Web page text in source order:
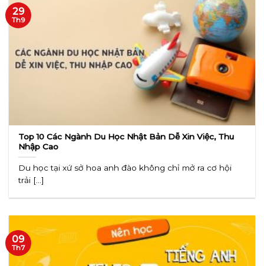
Top 10 Các Ngành Du Học Nhật Bản Dễ Xin Việc, Thu
Nhập Cao
Du học tại xứ sở hoa anh đào không chỉ mở ra cơ hội
trải [...]
29
Th9
09
Th7